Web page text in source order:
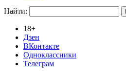
Найти:
18+
Дзен
ВКонтакте
Одноклассники
Телеграм